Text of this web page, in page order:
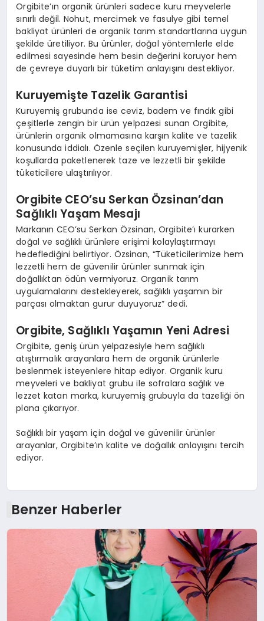
Orgibite’ın organik ürünleri sadece kuru meyvelerle
sınırlı değil. Nohut, mercimek ve fasulye gibi temel
bakliyat ürünleri de organik tarım standartlarına uygun
şekilde üretiliyor. Bu ürünler, doğal yöntemlerle elde
edilmesi sayesinde hem besin değerini koruyor hem
de çevreye duyarlı bir tüketim anlayışını destekliyor.
Kuruyemişte Tazelik Garantisi
Kuruyemiş grubunda ise ceviz, badem ve fındık gibi
çeşitlerle zengin bir ürün yelpazesi sunan Orgibite,
ürünlerin organik olmamasına karşın kalite ve tazelik
konusunda iddialı. Özenle seçilen kuruyemişler, hijyenik
koşullarda paketlenerek taze ve lezzetli bir şekilde
tüketicilere ulaştırılıyor.
Orgibite CEO’su Serkan Özsinan’dan
Sağlıklı Yaşam Mesajı
Markanın CEO’su Serkan Özsinan, Orgibite’ı kurarken
doğal ve sağlıklı ürünlere erişimi kolaylaştırmayı
hedeflediğini belirtiyor. Özsinan, “Tüketicilerimize hem
lezzetli hem de güvenilir ürünler sunmak için
doğallıktan ödün vermiyoruz. Organik tarım
uygulamalarını destekleyerek, sağlıklı yaşamın bir
parçası olmaktan gurur duyuyoruz” dedi.
Orgibite, Sağlıklı Yaşamın Yeni Adresi
Orgibite, geniş ürün yelpazesiyle hem sağlıklı
atıştırmalık arayanlara hem de organik ürünlerle
beslenmek isteyenlere hitap ediyor. Organik kuru
meyveleri ve bakliyat grubu ile sofralara sağlık ve
lezzet katan marka, kuruyemiş grubuyla da tazeliği ön
plana çıkarıyor.
Sağlıklı bir yaşam için doğal ve güvenilir ürünler
arayanlar, Orgibite’ın kalite ve doğallık anlayışını tercih
ediyor.
Benzer Haberler